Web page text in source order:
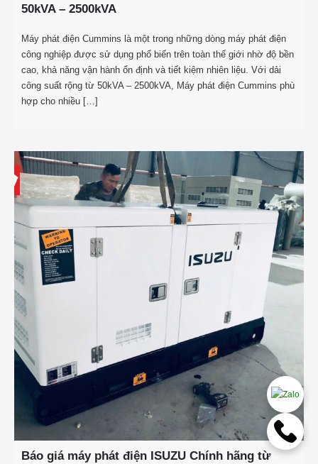
50kVA – 2500kVA
Máy phát điện Cummins là một trong những dòng máy phát điện
công nghiệp được sử dụng phổ biến trên toàn thế giới nhờ độ bền
cao, khả năng vận hành ổn định và tiết kiệm nhiên liệu. Với dải
công suất rộng từ 50kVA – 2500kVA, Máy phát điện Cummins phù
hợp cho nhiều […]
Báo giá máy phát điện ISUZU Chính hãng từ